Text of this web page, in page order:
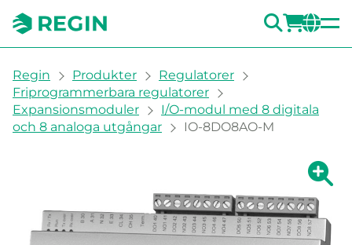
SÖK
You are here:
Regin Produkter
Regulatorer
Friprogrammerbara regulatorer
Expansionsmoduler
I/O-modul med 8 digitala
och 8 analoga utgångar
IO-8DO8AO-M
Visa